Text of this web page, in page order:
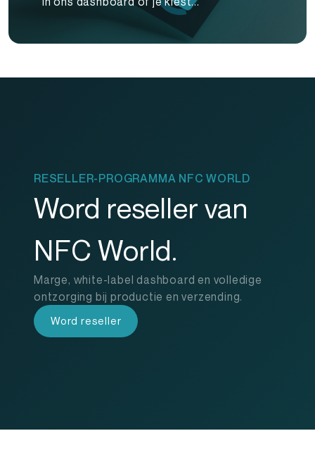
RESELLER-PROGRAMMA NFC WORLD
Word reseller van
NFC World.
Marge, white-label dashboard en volledige
ontzorging bij productie en verzending.
Word reseller